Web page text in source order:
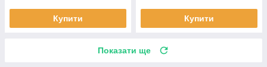
Купити Купити
Показати ще